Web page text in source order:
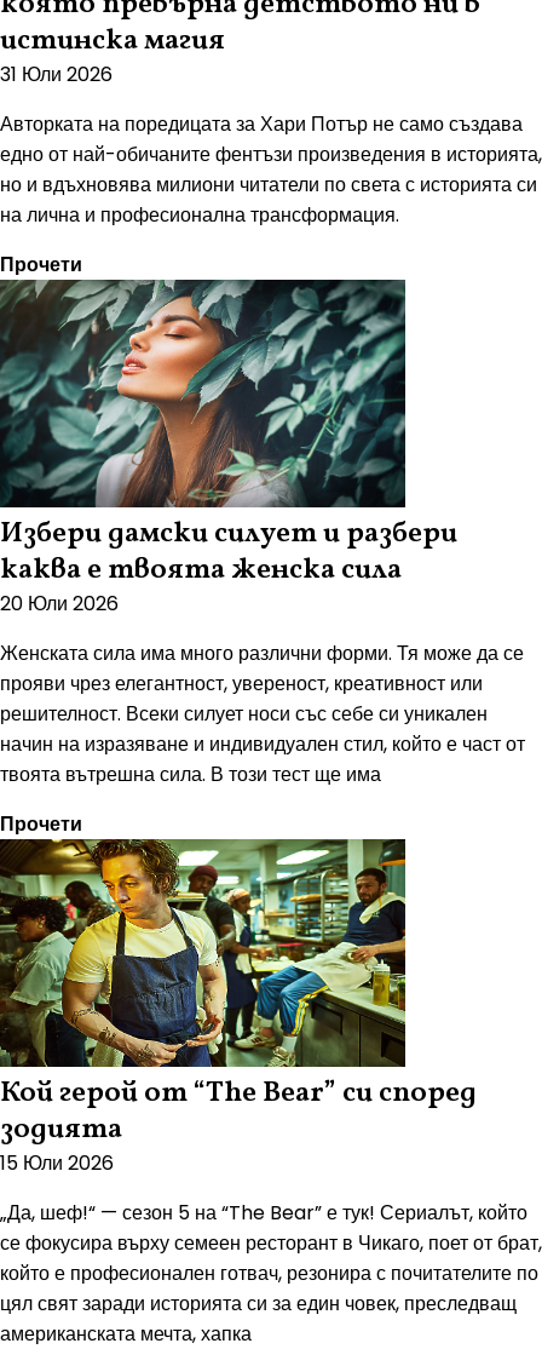
истинска магия
31 Юли 2026
Авторката на поредицата за Хари Потър не само създава
едно от най-обичаните фентъзи произведения в историята,
но и вдъхновява милиони читатели по света с историята си
на лична и професионална трансформация.
Прочети
Избери дамски силует и разбери
каква е твоята женска сила
20 Юли 2026
Женската сила има много различни форми. Тя може да се
прояви чрез елегантност, увереност, креативност или
решителност. Всеки силует носи със себе си уникален
начин на изразяване и индивидуален стил, който е част от
твоята вътрешна сила. В този тест ще има
Прочети
Кой герой от “The Bear” си според
зодията
15 Юли 2026
„Да, шеф!“ — сезон 5 на “The Bear” е тук! Сериалът, който
се фокусира върху семеен ресторант в Чикаго, поет от брат,
който е професионален готвач, резонира с почитателите по
цял свят заради историята си за един човек, преследващ
американската мечта, хапка